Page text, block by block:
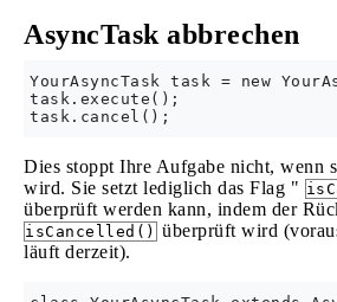
AsyncTask abbrechen
YourAsyncTask task = new
task.execute();
Dies stoppt Ihre Aufgabe nicht, wenn
wird. Sie setzt lediglich das Flag "
überprüft werden kann, indem der
isCancelled() überprüft wird
läuft derzeit).